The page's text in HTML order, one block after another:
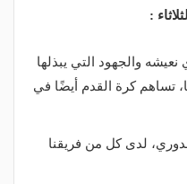
:
والجهود التي يبذلها
تساهم كرة القدم أيضًا في
لدى كل من فريقنا